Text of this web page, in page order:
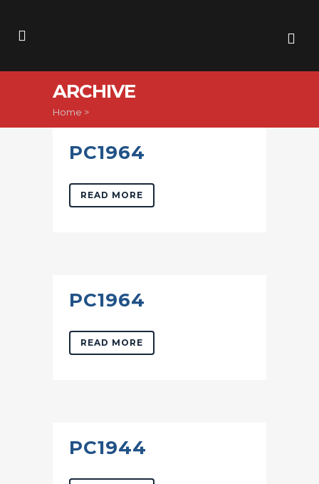
ARCHIVE
Home >
PC1964
READ MORE
PC1964
READ MORE
PC1944